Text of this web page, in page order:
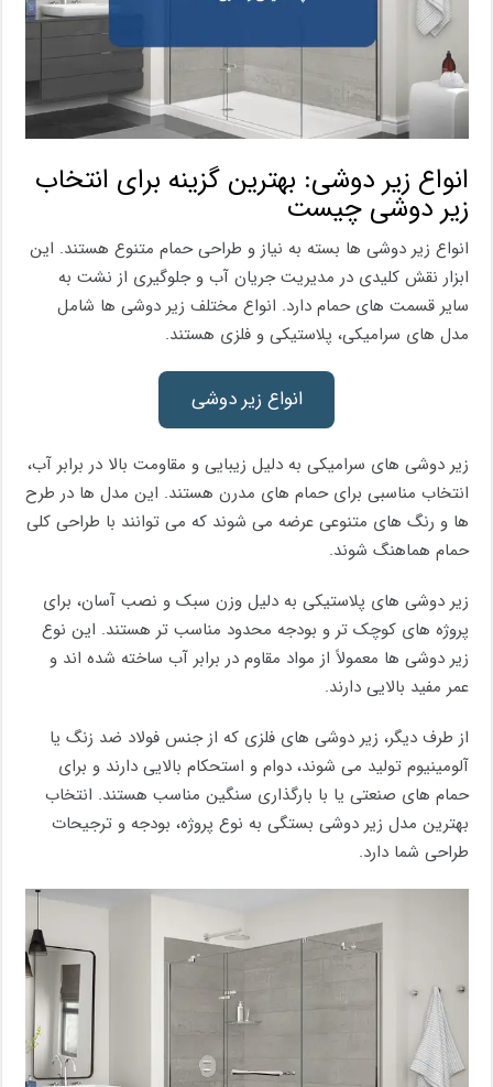
انواع زیر دوشی: بهترین گزینه برای انتخاب
زیر دوشی چیست
انواع زیر دوشی‌ ها بسته به نیاز و طراحی حمام متنوع هستند. این
ابزار نقش کلیدی در مدیریت جریان آب و جلوگیری از نشت به
سایر قسمت‌ های حمام دارد. انواع مختلف زیر دوشی‌ ها شامل
مدل های سرامیکی، پلاستیکی و فلزی هستند.
انواع زیر دوشی
زیر دوشی‌ های سرامیکی به دلیل زیبایی و مقاومت بالا در برابر آب،
انتخاب مناسبی برای حمام‌ های مدرن هستند. این مدل ها در طرح‌
ها و رنگ‌ های متنوعی عرضه می ‌شوند که می‌ توانند با طراحی کلی
حمام هماهنگ شوند.
زیر دوشی‌ های پلاستیکی به دلیل وزن سبک و نصب آسان، برای
پروژه‌ های کوچک ‌تر و بودجه محدود مناسب‌ تر هستند. این نوع
زیر دوشی‌ ها معمولاً از مواد مقاوم در برابر آب ساخته شده‌ اند و
عمر مفید بالایی دارند.
از طرف دیگر، زیر دوشی‌ های فلزی که از جنس فولاد ضد زنگ یا
آلومینیوم تولید می ‌شوند، دوام و استحکام بالایی دارند و برای
حمام‌ های صنعتی یا با بارگذاری سنگین مناسب هستند. انتخاب
بهترین مدل زیر دوشی بستگی به نوع پروژه، بودجه و ترجیحات
طراحی شما دارد.